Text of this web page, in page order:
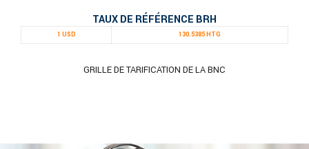
TAUX DE RÉFÉRENCE BRH
1 USD 130.5385 HTG
GRILLE DE TARIFICATION DE LA BNC